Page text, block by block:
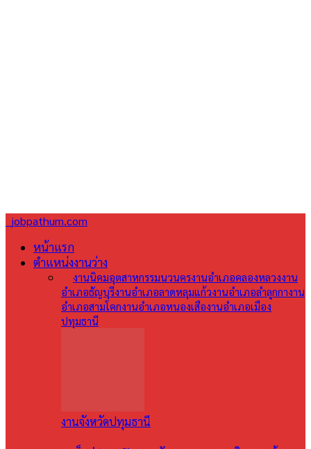
jobpathum.com
หน้าแรก
ตำแหน่งงานว่าง
งานนิคมอุตสาหกรรมนวนครงานอำเภอคลองหลวงงาน
อำเภอธัญบุรีงานอำเภอลาดหลุมแก้วงานอำเภอลำลูกกางาน
อำเภอสามโคกงานอำเภอหนองเสืองานอำเภอเมือง
ปทุมธานี
งานจังหวัดปทุมธานี